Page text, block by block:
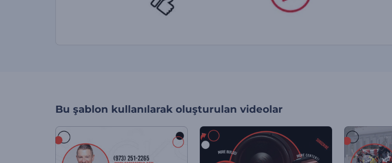
Bu şablon kullanılarak oluşturulan videolar